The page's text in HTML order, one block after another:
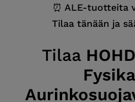
⏰ ALE-tuotteita
Tilaa tänään ja
Tilaa